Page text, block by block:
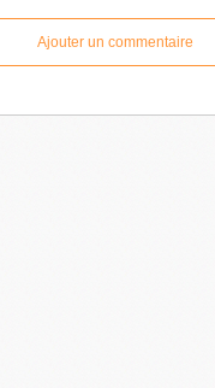
Ajouter un commentaire